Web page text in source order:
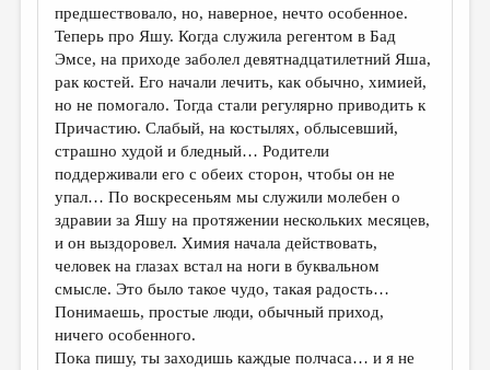
предшествовало, но, наверное, нечто особенное.
Теперь про Яшу. Когда служила регентом в Бад
Эмсе, на приходе заболел девятнадцатилетний Яша,
рак костей. Его начали лечить, как обычно, химией,
но не помогало. Тогда стали регулярно приводить к
Причастию. Слабый, на костылях, облысевший,
страшно худой и бледный… Родители
поддерживали его с обеих сторон, чтобы он не
упал… По воскресеньям мы служили молебен о
здравии за Яшу на протяжении нескольких месяцев,
и он выздоровел. Химия начала действовать,
человек на глазах встал на ноги в буквальном
смысле. Это было такое чудо, такая радость…
Понимаешь, простые люди, обычный приход,
ничего особенного.
Пока пишу, ты заходишь каждые полчаса… и я не